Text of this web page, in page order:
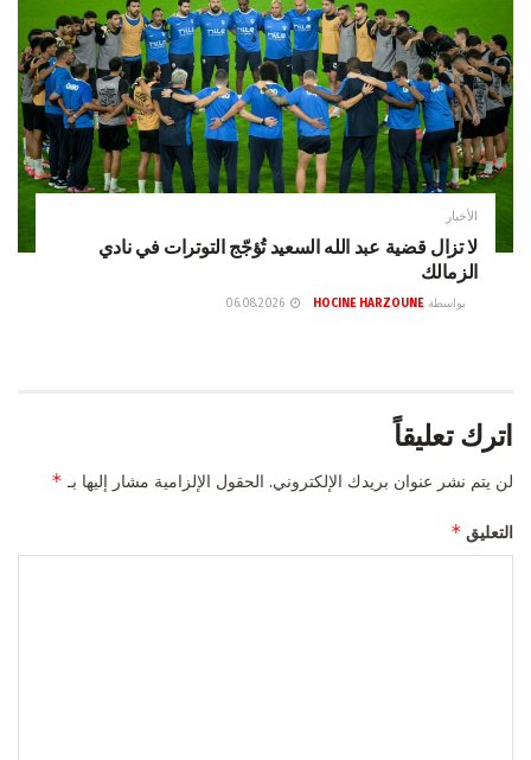
الأخبار
لا تزال قضية عبد الله السعيد تُؤجّج التوترات في نادي
الزمالك
بواسطة HOCINE HARZOUNE
اترك تعليقاً
لن يتم نشر عنوان بريدك الإلكتروني. الحقول الإلزامية مشار إليها بـ *
التعليق *